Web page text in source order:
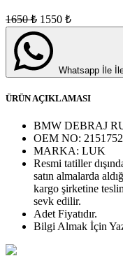
1650₺ 1550 ₺
Whatsapp İle
ÜRÜN AÇIKLAMASI
BMW DEBRAJ
OEM NO:
MARKA: LUK
Resmi tatiller
satın almalarda
kargo şirketine
sevk edilir.
Adet Fiyatıdır.
Bilgi Almak İçin